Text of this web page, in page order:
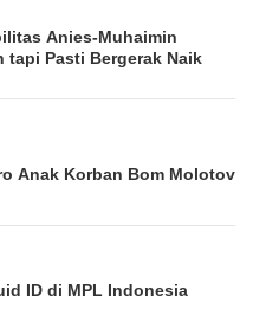
Anies-Muhaimin
tapi Pasti Bergerak Naik
Anak Korban Bom Molotov
ID di MPL Indonesia